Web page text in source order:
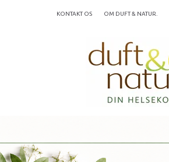
KONTAKT OS OM DUFT & NATUR.